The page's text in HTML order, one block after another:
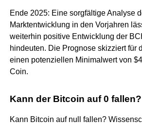
Ende 2025: Eine sorgfältige Analyse
Marktentwicklung in den Vorjahren
weiterhin positive Entwicklung der
hindeuten. Die Prognose skizziert für
einen potenziellen Minimalwert von
Coin.
Kann der Bitcoin auf 0 fallen?
Kann Bitcoin auf null fallen?